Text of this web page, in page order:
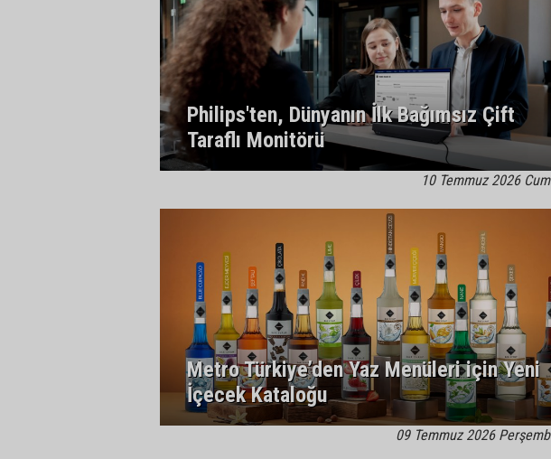
Philips'ten, Dünyanın İlk Bağımsız Çift
Taraflı Monitörü
10 Temmuz 2026
Metro Türkiye’den Yaz Menüleri için Yeni
İçecek Kataloğu
09 Temmuz 2026